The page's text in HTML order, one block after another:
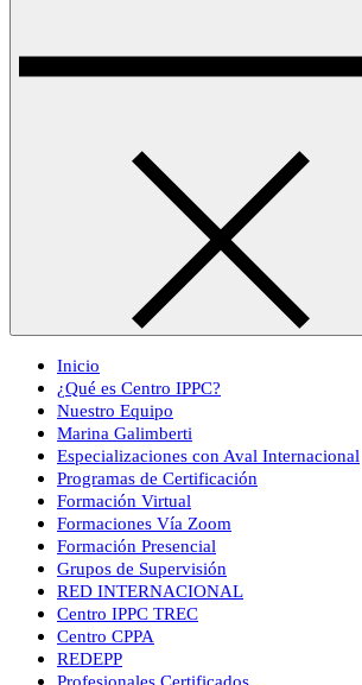
Inicio
¿Qué es Centro IPPC?
Nuestro Equipo
Marina Galimberti
Especializaciones con Aval Internacional
Programas de Certificación
Formación Virtual
Formaciones Vía Zoom
Formación Presencial
Grupos de Supervisión
RED INTERNACIONAL
Centro IPPC TREC
Centro CPPA
REDEPP